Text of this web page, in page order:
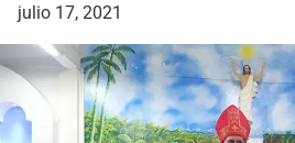
julio 17, 2021